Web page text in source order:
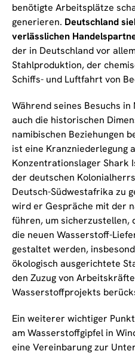
benötigte Arbeitsplätze
generieren. Deutschland
verlässlichen
der in Deutschland vor
Stahlproduktion, der
Schiffs- und Luftfahrt von
Während seines Besuchs
auch die historischen
namibischen Beziehungen
ist eine Kranzniederlegung
Konzentrationslager Shark
der deutschen
Deutsch-Südwestafrika zu
wird er Gespräche mit der
führen, um sicherzustellen,
die neuen Wasserstoff-
gestaltet werden,
ökologisch ausgerichtete
den Zuzug von
Wasserstoffprojekts
Ein weiterer wichtiger
am Wasserstoffgipfel in
eine Vereinbarung zur